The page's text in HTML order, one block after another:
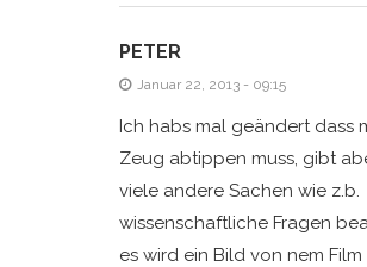
PETER
Januar 22, 2013 - 09:15
Ich habs mal geändert dass
Zeug abtippen muss, gibt
viele andere Sachen wie z.b.
wissenschaftliche Fragen
es wird ein Bild von nem